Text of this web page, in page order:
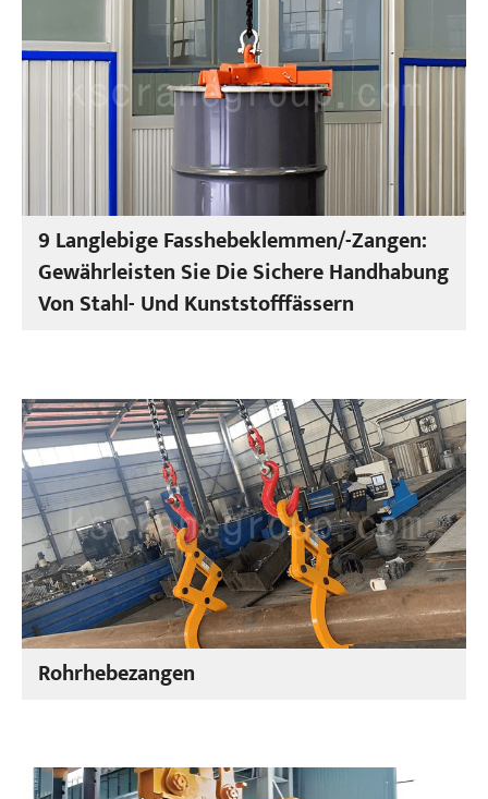
9 Langlebige Fasshebeklemmen/-Zangen:
Gewährleisten Sie Die Sichere Handhabung
Von Stahl- Und Kunststofffässern
Rohrhebezangen